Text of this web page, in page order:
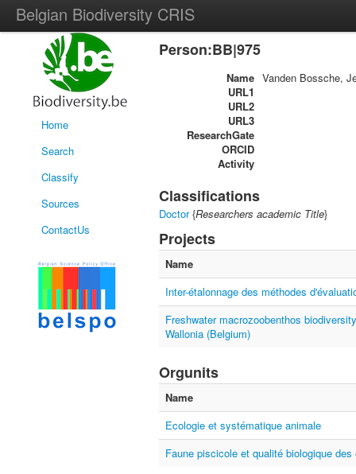
Belgian Biodiversity CRIS
Home
Search
Classify
Sources
ContactUs
Person:BB|975
Name Vanden Bossche,
URL1
URL2
URL3
ResearchGate
ORCID
Activity
Classifications
Doctor{Researchers academic Title}
Projects
Name
Inter-étalonnage des méthodes
Freshwater macrozoobenthos
Wallonia (Belgium)
Orgunits
Name
Ecologie et systématique animale
Faune piscicole et qualité biologique des